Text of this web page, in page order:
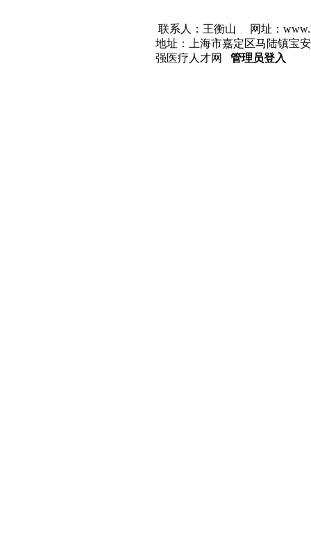
联系人：王衡山 网址：
地址：上海市嘉定区马陆镇宝
强医疗人才网
管理员登入